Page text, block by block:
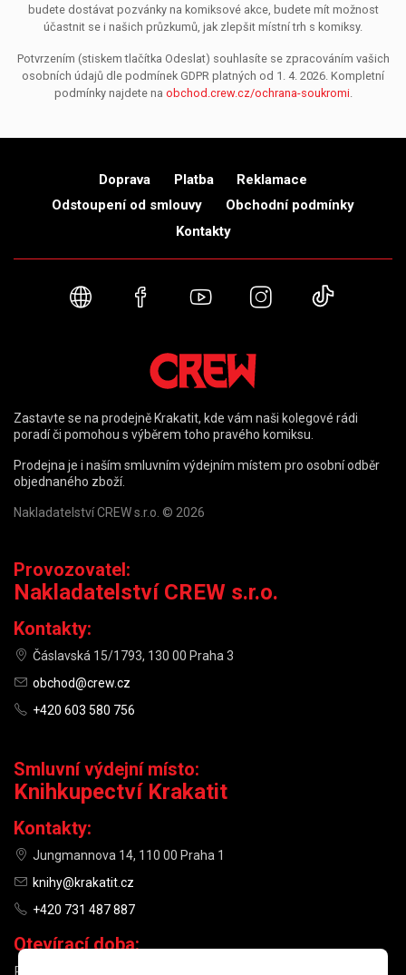
budete dostávat pozvánky na komiksové akce, budete mít možnost
účastnit se i našich průzkumů, jak zlepšit místní trh s komiksy.
Potvrzením (stiskem tlačítka Odeslat) souhlasíte se zpracováním vašich
osobních údajů dle podmínek GDPR platných od 1. 4. 2026. Kompletní
podmínky najdete na obchod.crew.cz/ochrana-soukromi.
Doprava Platba
Reklamace
Odstoupení od smlouvy
Obchodní podmínky
Kontakty
Webové stránky
FacebookYouTubeInstagram
Zastavte se na prodejně Krakatit, kde vám naši kolegové rádi
poradí či pomohou s výběrem toho pravého komiksu.
Prodejna je i naším smluvním výdejním místem pro osobní odběr
objednaného zboží.
Nakladatelství CREW s.r.o. © 2026
Provozovatel:
Nakladatelství CREW s.r.o.
Kontakty:
Čáslavská 15/1793, 130 00 Praha 3
obchod@crew.cz
+420 603 580 756
Smluvní výdejní místo:
Knihkupectví Krakatit
Kontakty:
Jungmannova 14, 110 00 Praha 1
knihy@krakatit.cz
+420 731 487 887
Otevírací doba:
PO–PÁ